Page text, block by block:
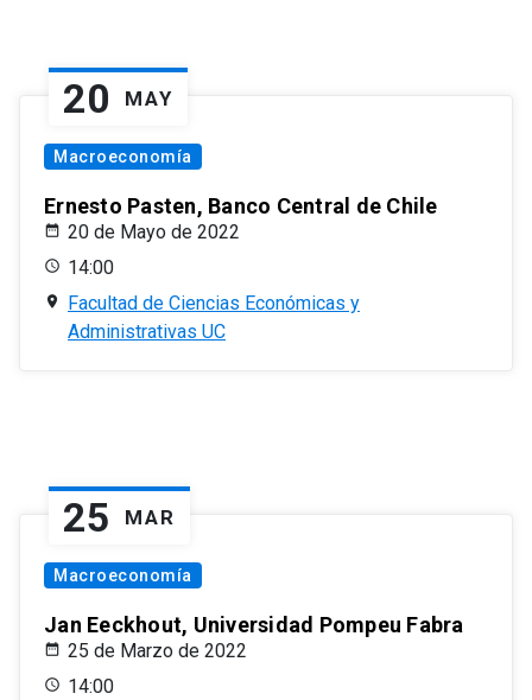
20 MAY
Macroeconomía
Ernesto Pasten, Banco Central de Chile
20 de Mayo de 2022
14:00
Facultad de Ciencias Económicas y
Administrativas UC
25 MAR
Macroeconomía
Jan Eeckhout, Universidad Pompeu Fabra
25 de Marzo de 2022
14:00